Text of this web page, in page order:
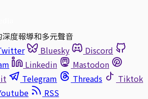
度報導和多元聲音
Bluesky
Discord
Linkedin
Mastodon
Telegram Threads
Tiktok
RSS